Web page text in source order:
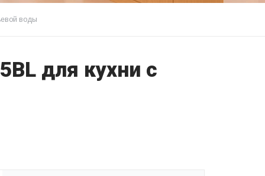
воды
для кухни с